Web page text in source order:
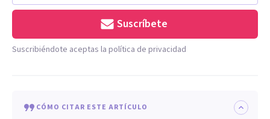
Suscríbete
Suscribiéndote aceptas la política de privacidad
CÓMO CITAR ESTE ARTÍCULO